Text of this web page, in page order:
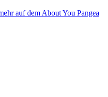
auf dem About You Pangea